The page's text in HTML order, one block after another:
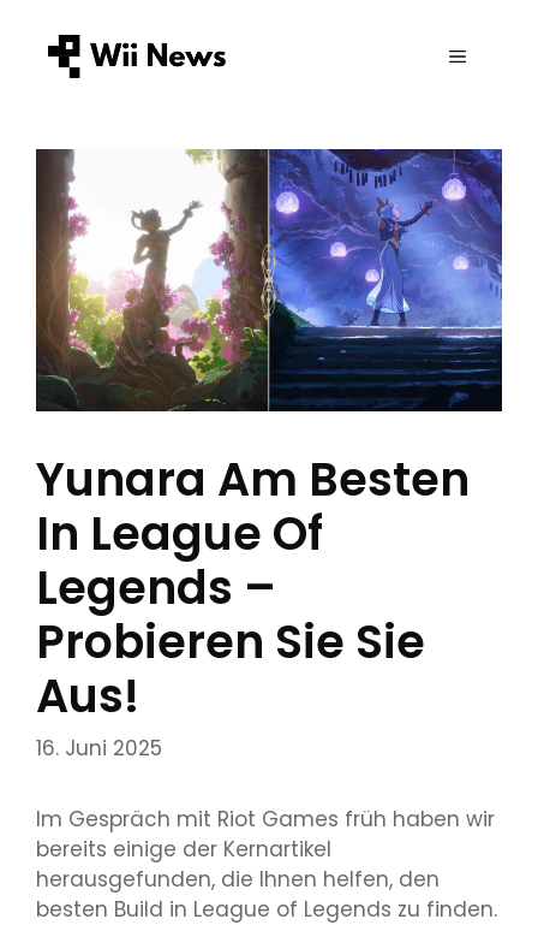
Inhalt
springen
MENÜ
Yunara Am Besten
In League Of
Legends –
Probieren Sie Sie
Aus!
16. Juni 2025
Im Gespräch mit Riot Games früh haben wir
bereits einige der Kernartikel
herausgefunden, die Ihnen helfen, den
besten Build in League of Legends zu finden.